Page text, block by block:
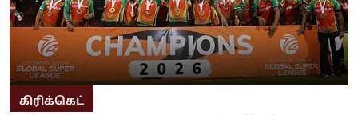
கிரிக்கெட்